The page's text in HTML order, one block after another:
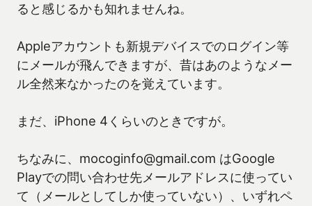
ると感じるかも知れませんね。
Appleアカウントも新規デバイスでのログイン等
にメールが飛んできますが、昔はあのようなメー
ル全然来なかったのを覚えています。
まだ、iPhone 4くらいのときですが。
ちなみに、mocoginfo@gmail.com はGoogle
Playでの問い合わせ先メールアドレスに使ってい
て（メールとしてしか使っていない）、いずれペ